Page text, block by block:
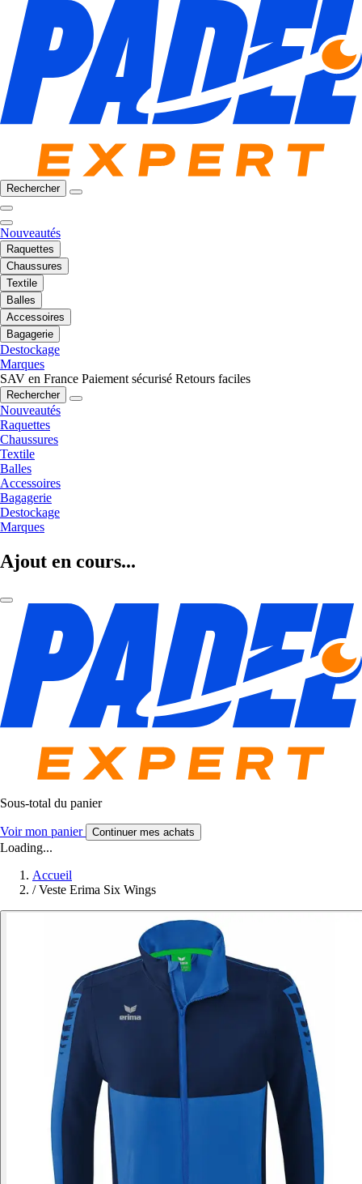
Rechercher
Nouveautés
Raquettes
Chaussures
Textile
Balles
Accessoires
Bagagerie
Destockage
Marques
SAV en France Paiement sécurisé Retours faciles
Rechercher
Nouveautés
Raquettes
Chaussures
Textile
Balles
Accessoires
Bagagerie
Destockage
Marques
Ajout en cours...
Sous-total du panier
Voir mon panier Continuer mes achats
Loading...
Accueil
/ Veste Erima Six Wings